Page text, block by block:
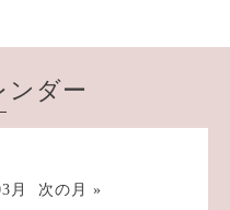
ンダー
月 次の月 »